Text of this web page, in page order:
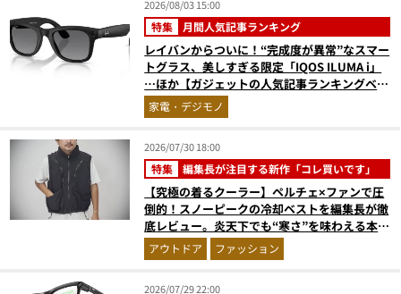
2026/08/03 15:00
特集 月間人気記事ランキング
レイバンからついに！“完成度が異常”なスマー
トグラス、美しすぎる限定「IQOS ILUMA i」
…ほか【ガジェットの人気記事ランキングベス
ト3】（2026年6月版）
家電・デジモノ
2026/07/30 18:00
特集 編集長が注目する新作「コレ買いです」
【究極の着るクーラー】ペルチェ×ファンで圧
倒的！スノーピークの冷却ベストを編集長が徹
底レビュー。炎天下でも“寒さ”を味わえる本気
のギア『コレ買いです』Vol.172
アウトドア ファッション
2026/07/29 22:00